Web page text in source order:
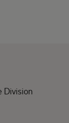
Division